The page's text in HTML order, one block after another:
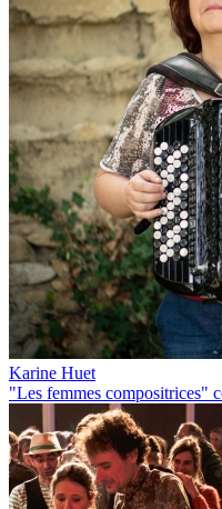
Karine Huet
"Les femmes compositrices"